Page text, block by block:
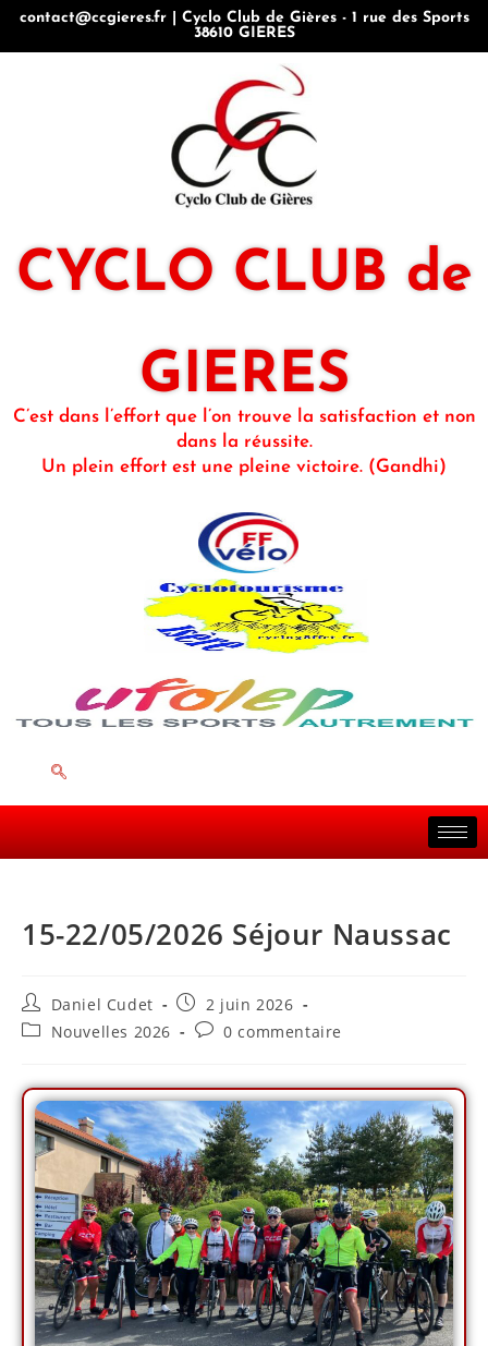
contact@ccgieres.fr | Cyclo Club de Gières - 1 rue des Sports
38610 GIERES
CYCLO CLUB de
GIERES
C’est dans l’effort que l’on trouve la satisfaction et non
dans la réussite.
Un plein effort est une pleine victoire. (Gandhi)
15-22/05/2026 Séjour Naussac
Daniel Cudet
2 juin 2026
Nouvelles 2026
0 commentaire